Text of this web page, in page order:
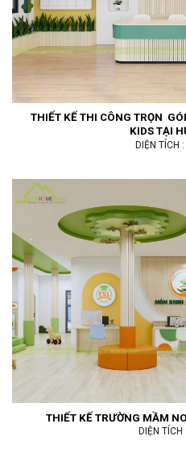
THIẾT KẾ THI CÔNG TRỌN
KIDS TẠI
DIỆN TÍCH
THIẾT KẾ TRƯỜNG MẦM
DIỆN